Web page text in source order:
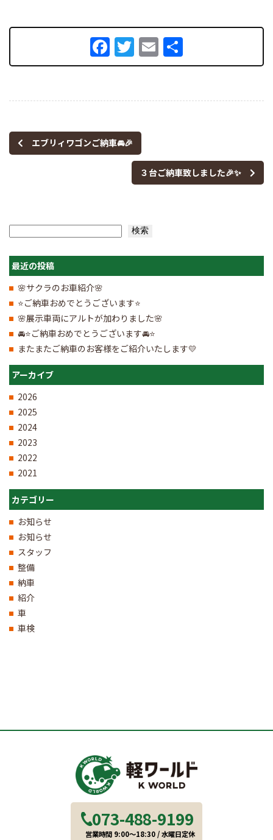
Facebook
Twitter
Email
有
エブリィワゴンご納車🚘🎉
３台ご納車致しました🎉✨
検索
最近の投稿
🌸サクラのお車紹介🌸
⭐ご納車おめでとうございます⭐
🌸展示車両にアルトが加わりました🌸
🚘⭐ご納車おめでとうございます🚘⭐
またまたご納車のお客様をご紹介いたします💛
アーカイブ
2026
2025
2024
2023
2022
2021
カテゴリー
お知らせ
お知らせ
スタッフ
整備
納車
紹介
車
車検
073-488-9199
営業時間 9:00～18:30 / 水曜日定休